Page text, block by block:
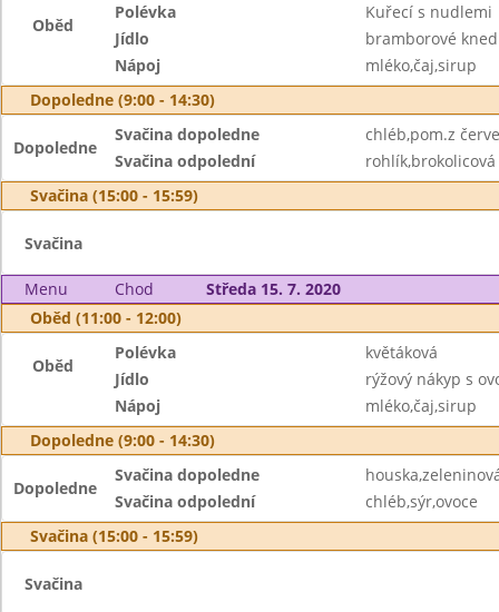
Oběd
Polévka
Kuřecí s nudlemi
Jídlo
bramborové
Nápoj
mléko,čaj,sirup
Dopoledne (9:00 - 14:30)
Dopoledne
Svačina dopoledne
chléb,pom.z
Svačina odpolední
Svačina (15:00 - 15:59)
Svačina
Menu Chod
Středa 15. 7. 2020
Oběd (11:00 - 12:00)
Oběd
Polévka
květáková
Jídlo
rýžový nákyp s
Nápoj
mléko,čaj,sirup
Dopoledne (9:00 - 14:30)
Dopoledne
Svačina dopoledne
Svačina odpolední
chléb,sýr,ovoce
Svačina (15:00 - 15:59)
Svačina